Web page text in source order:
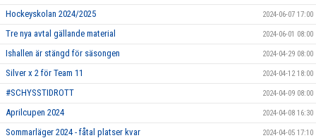
Hockeyskolan 2024/2025 2024-06-07 17:00
Tre nya avtal gällande material 2024-06-01 08:00
Ishallen är stängd för säsongen 2024-04-29 08:00
Silver x 2 för Team 11 2024-04-12 18:00
#SCHYSSTIDROTT 2024-04-09 08:00
Aprilcupen 2024 2024-04-08 16:30
Sommarläger 2024 - fåtal platser kvar 2024-04-05 17:10